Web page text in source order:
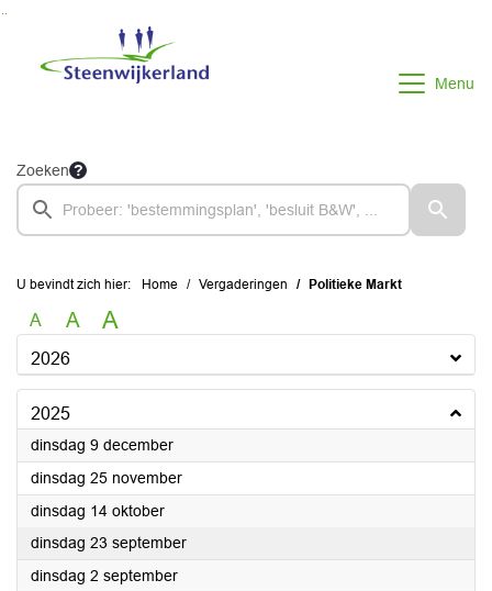
Ga naar de inhoud van deze pagina
Menu
Zoeken
U bevindt zich hier: Home Vergaderingen Politieke Markt
A A A
2026
2025
dinsdag 9 december2025
dinsdag 25 november2025
dinsdag 14 oktober2025
dinsdag 23 september2025
dinsdag 2 september2025